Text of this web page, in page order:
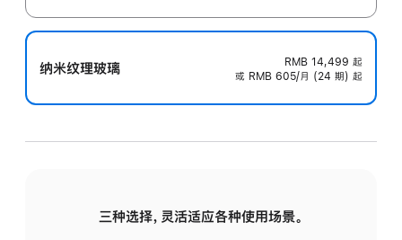
纳米纹理玻璃 RMB 14,499 起
或 RMB 605/月 (24 期) 起
三种选择，灵活适应各种使用场景。